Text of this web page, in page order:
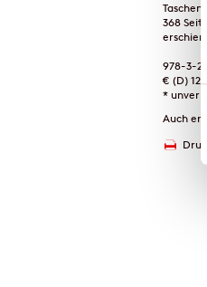
368
978-3-
€ (D)
*
Auch